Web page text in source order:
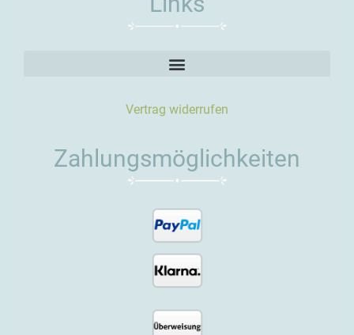
Vertrag widerrufen
Zahlungsmöglichkeiten